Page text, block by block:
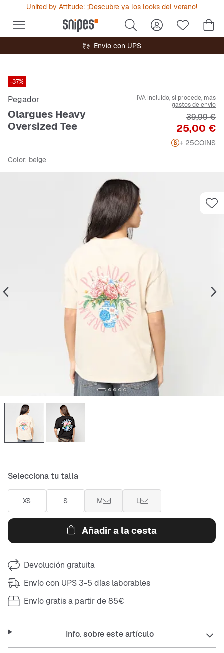
United by Attitude: ¡Descubre ya los looks del verano!
Envío con UPS
-37%
Pegador
Olargues Heavy
Oversized Tee
IVA incluido, si procede, más
gastos de envío
Precio
25,00 €
Precio
39,99 €
+ 25COINS
Color: beige
Selecciona tu talla
XS S M L
Añadir a la cesta
Devolución gratuita
Envío con UPS 3-5 días laborables
Envío gratis a partir de 85€
Info. sobre este artículo